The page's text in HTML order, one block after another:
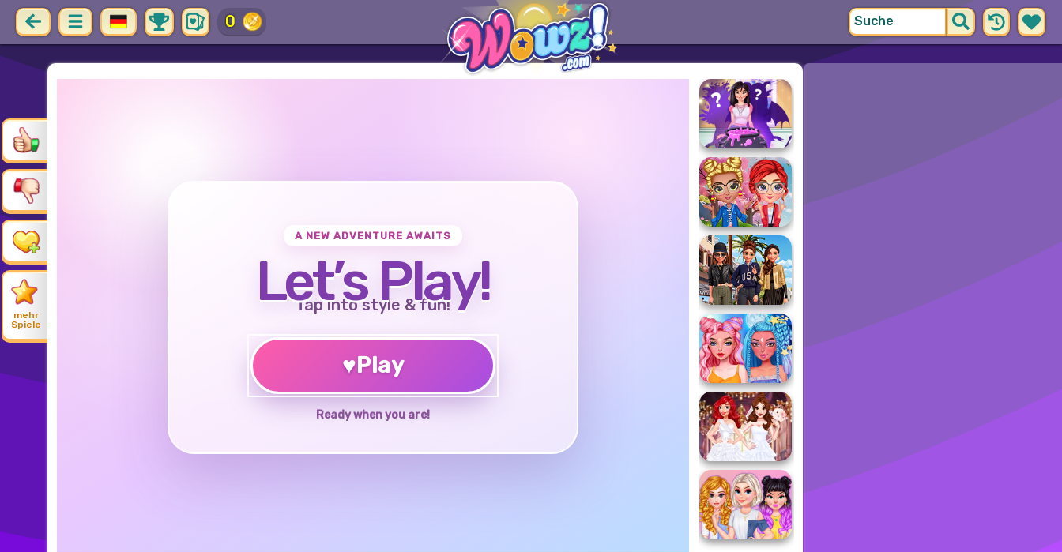
0
mehr
Spiele
A NEW ADVENTURE AWAITS
Let’s Play!
Tap into style & fun!
♥Play
Ready when you are!